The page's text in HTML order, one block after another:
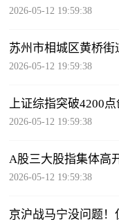
2026-05-12 19:59:38
苏州市相城区黄桥
2026-05-12 19:59:38
上证综指突破4200
2026-05-12 19:59:38
A股三大股指集体高
2026-05-12 19:59:38
京沪战马宁没问题！